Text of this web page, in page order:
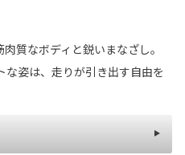
質なボディと鋭いまなざし。
な姿は、走りが引き出す自由を